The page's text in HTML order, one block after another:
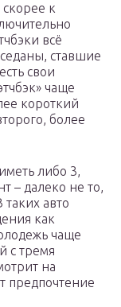
скорее к
всё
ставшие
свои
чаще
короткий
более
либо 3,
– далеко не то,
авто
как
чаще
с тремя
на
предпочтение